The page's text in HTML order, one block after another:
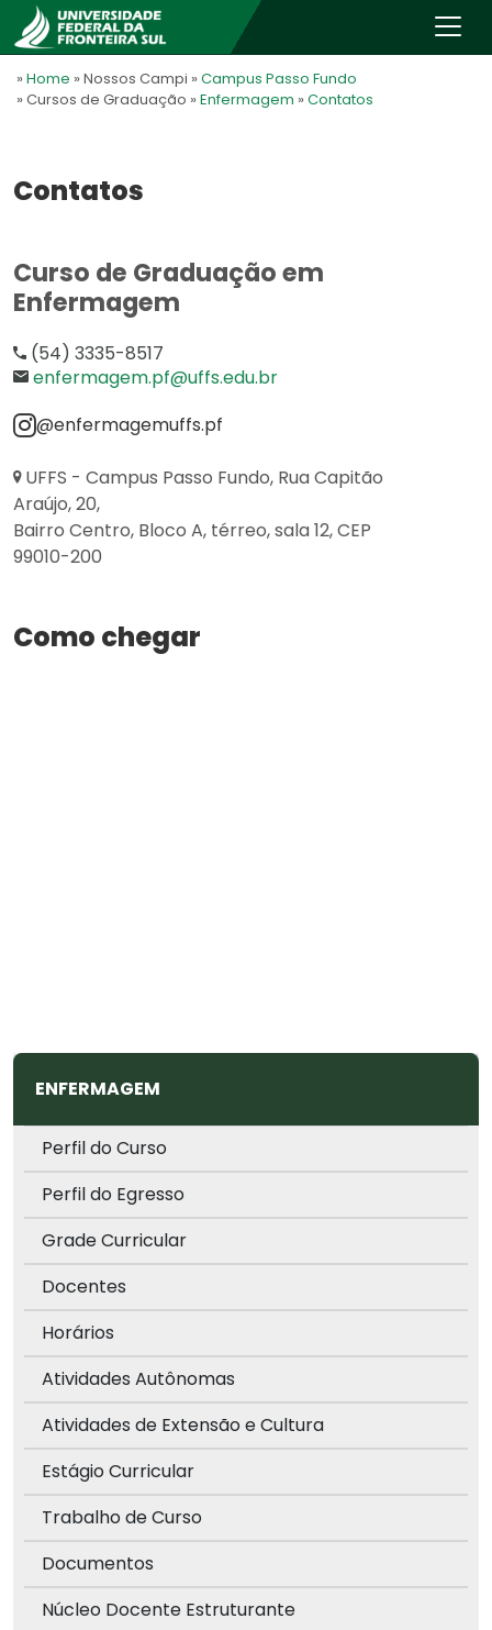
» Home » Nossos Campi » Campus Passo Fundo
» Cursos de Graduação » Enfermagem » Contatos
Contatos
Curso de Graduação em
Enfermagem
(54) 3335-8517
enfermagem.pf@uffs.edu.br
@enfermagemuffs.pf
UFFS - Campus Passo Fundo, Rua Capitão
Araújo, 20,
Bairro Centro, Bloco A, térreo, sala 12, CEP
99010-200
Como chegar
ENFERMAGEM
Perfil do Curso
Perfil do Egresso
Grade Curricular
Docentes
Horários
Atividades Autônomas
Atividades de Extensão e Cultura
Estágio Curricular
Trabalho de Curso
Documentos
Núcleo Docente Estruturante